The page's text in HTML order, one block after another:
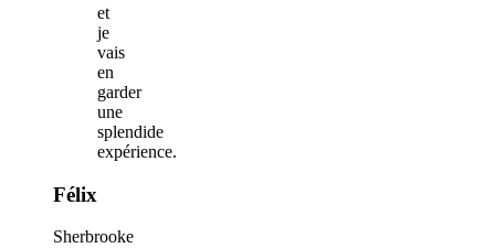
et
je
vais
en
garder
une
splendide
expérience.
Félix
Sherbrooke